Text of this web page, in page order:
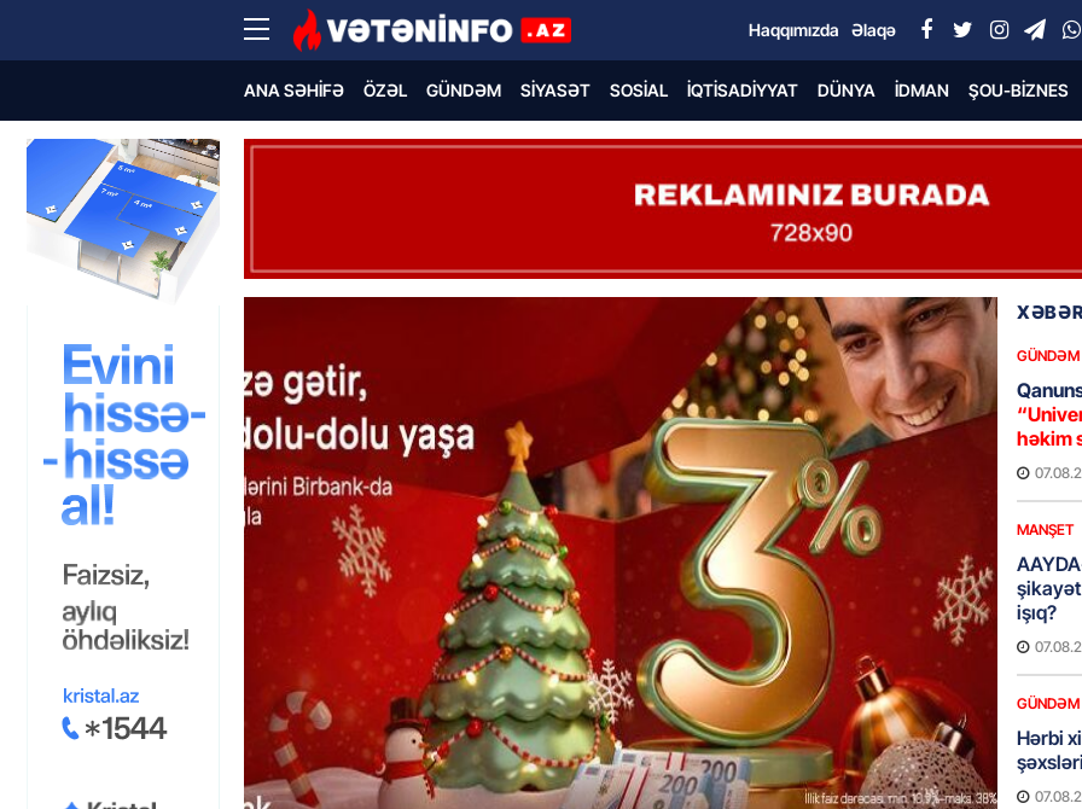
Haqqımızda Əlaqə
ANA SƏHIFƏ ÖZƏL GÜNDƏM SIYASƏT SOSIAL İQTISADIYYAT DÜNYA İDMAN ŞOU-BIZNES
GÜNDƏM
həkim
MANŞET
şikayət
işıq?
GÜNDƏM
Hərbi